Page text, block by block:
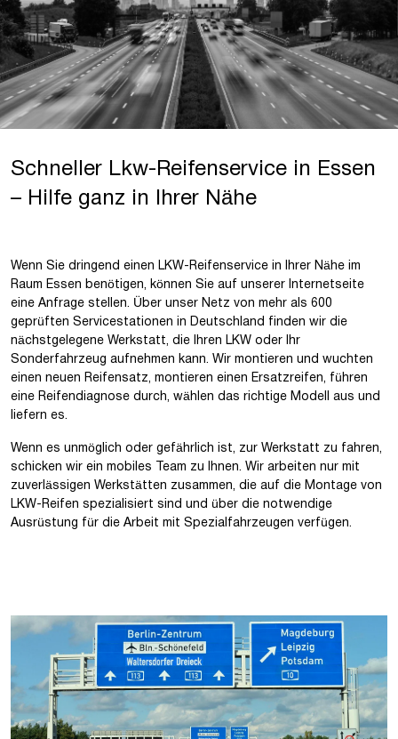
Schneller Lkw-Reifenservice in Essen
– Hilfe ganz in Ihrer Nähe
Wenn Sie dringend einen LKW-Reifenservice in Ihrer Nähe im
Raum Essen benötigen, können Sie auf unserer Internetseite
eine Anfrage stellen. Über unser Netz von mehr als 600
geprüften Servicestationen in Deutschland finden wir die
nächstgelegene Werkstatt, die Ihren LKW oder Ihr
Sonderfahrzeug aufnehmen kann. Wir montieren und wuchten
einen neuen Reifensatz, montieren einen Ersatzreifen, führen
eine Reifendiagnose durch, wählen das richtige Modell aus und
liefern es.
Wenn es unmöglich oder gefährlich ist, zur Werkstatt zu fahren,
schicken wir ein mobiles Team zu Ihnen. Wir arbeiten nur mit
zuverlässigen Werkstätten zusammen, die auf die Montage von
LKW-Reifen spezialisiert sind und über die notwendige
Ausrüstung für die Arbeit mit Spezialfahrzeugen verfügen.